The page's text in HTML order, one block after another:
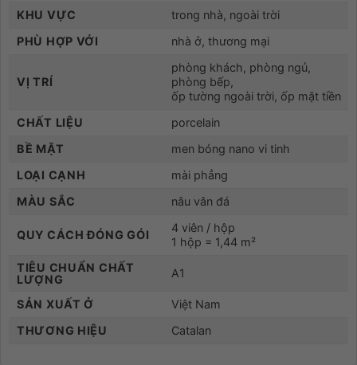
KHU VỰC
trong nhà, ngoài trời
PHÙ HỢP VỚI
nhà ở, thương mại
VỊ TRÍ
phòng khách, phòng ngủ,
phòng bếp,
ốp tường ngoài trời, ốp mặt tiền
CHẤT LIỆU
porcelain
BỀ MẶT
men bóng nano vi tinh
LOẠI CẠNH
mài phẳng
MÀU SẮC
nâu vân đá
QUY CÁCH ĐÓNG GÓI
4 viên / hộp
1 hộp = 1,44 m²
TIÊU CHUẨN CHẤT
LƯỢNG
A1
SẢN XUẤT Ở
Việt Nam
THƯƠNG HIỆU
Catalan